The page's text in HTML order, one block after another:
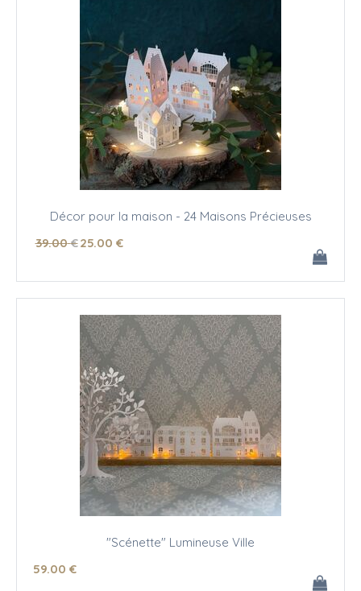
Décor pour la maison - 24 Maisons Précieuses
39.00 €25.00 €
"Scénette" Lumineuse Ville
59.00 €